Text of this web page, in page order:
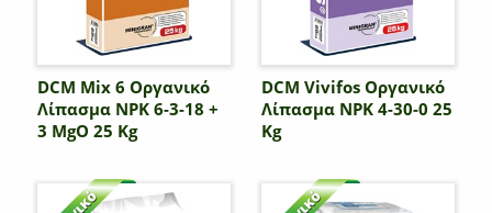
DCM Mix 6 Οργανικό
Λίπασμα NPK 6-3-18 +
3 MgO 25 Kg
DCM Vivifos Οργανικό
Λίπασμα NPK 4-30-0 25
Kg